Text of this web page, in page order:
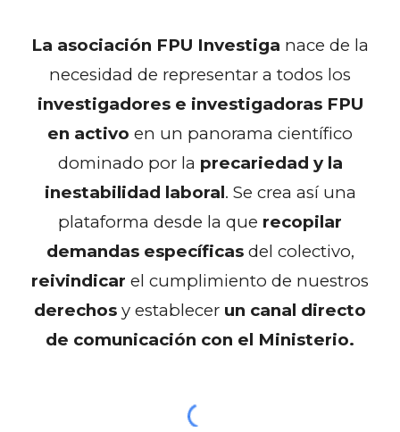
La asociación FPU Investiga nace de la
necesidad de representar a todos los
investigadores e investigadoras FPU
en activo en un panorama científico
dominado por la precariedad y la
inestabilidad laboral. Se crea así una
plataforma desde la que recopilar
demandas específicas del colectivo,
reivindicar el cumplimiento de nuestros
derechos y establecer un canal directo
de comunicación con el Ministerio.